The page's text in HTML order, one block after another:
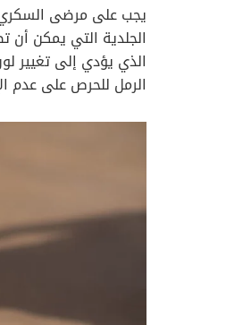
يجب على مرضى السكري
الجلدية التي يمكن
الذي يؤدي إلى تغيير
الرمل للحرص على